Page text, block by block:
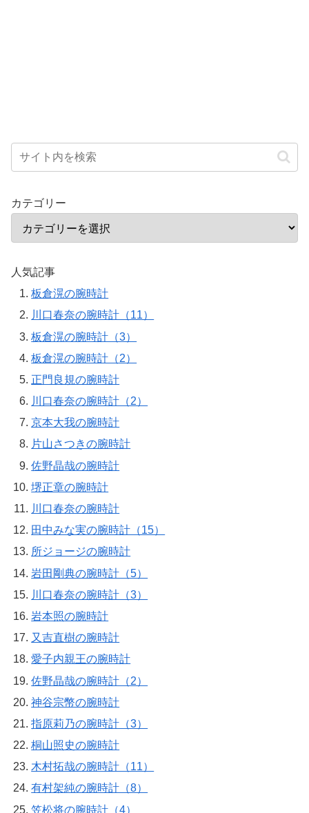
カテゴリー
人気記事
板倉滉の腕時計
川口春奈の腕時計（11）
板倉滉の腕時計（3）
板倉滉の腕時計（2）
正門良規の腕時計
川口春奈の腕時計（2）
京本大我の腕時計
片山さつきの腕時計
佐野晶哉の腕時計
堺正章の腕時計
川口春奈の腕時計
田中みな実の腕時計（15）
所ジョージの腕時計
岩田剛典の腕時計（5）
川口春奈の腕時計（3）
岩本照の腕時計
又吉直樹の腕時計
愛子内親王の腕時計
佐野晶哉の腕時計（2）
神谷宗幣の腕時計
指原莉乃の腕時計（3）
桐山照史の腕時計
木村拓哉の腕時計（11）
有村架純の腕時計（8）
笠松将の腕時計（4）